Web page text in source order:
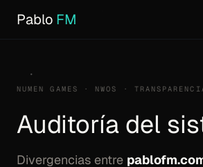
Pablo FM
NUMEN GAMES · NWOS ·
Auditoría del
Divergencias entre